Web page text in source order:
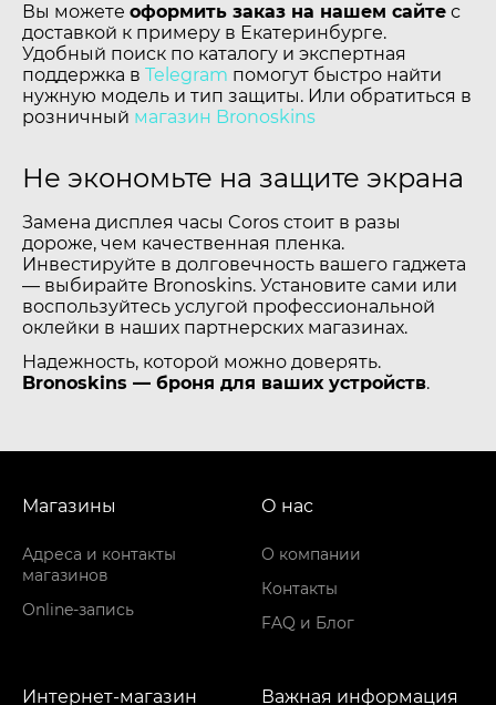
Вы можете оформить заказ на нашем сайте с
доставкой к примеру в Екатеринбурге.
Удобный поиск по каталогу и экспертная
поддержка в Telegram помогут быстро найти
нужную модель и тип защиты. Или обратиться в
розничный магазин Bronoskins
Не экономьте на защите экрана
Замена дисплея часы Coros стоит в разы
дороже, чем качественная пленка.
Инвестируйте в долговечность вашего гаджета
— выбирайте Bronoskins. Установите сами или
воспользуйтесь услугой профессиональной
оклейки в наших партнерских магазинах.
Надежность, которой можно доверять.
Bronoskins — броня для ваших устройств.
Магазины
Адреса и контакты
магазинов
Online-запись
О нас
О компании
Контакты
FAQ и Блог
Интернет-магазин Важная информация